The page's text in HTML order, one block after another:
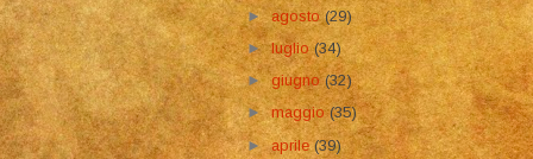
►agosto(29)
►luglio(34)
►giugno(32)
►maggio(35)
►aprile(39)